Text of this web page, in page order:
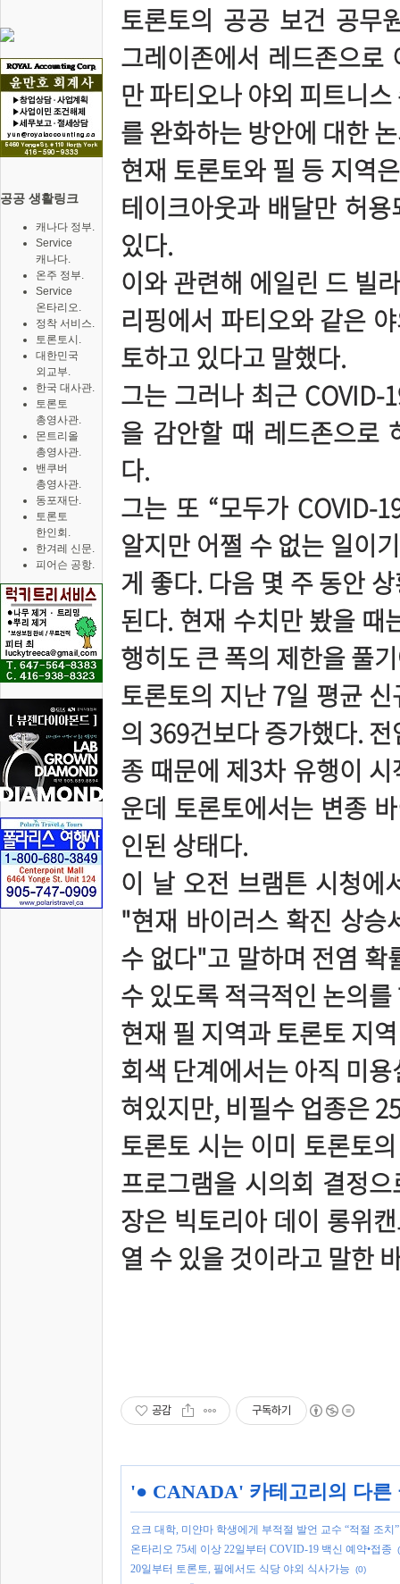
공공 생활링크
캐나다 정부.
Service
캐나다.
온주 정부.
Service
온타리오.
정착 서비스.
토론토시.
대한민국
외교부.
한국 대사관.
토론토
총영사관.
몬트리올
총영사관.
밴쿠버
총영사관.
동포재단.
토론토
한인회.
한겨레 신문.
피어슨 공항.
토론토의 공공 보건 공무
그레이존에서 레드존으로
만 파티오나 야외 피트니
를 완화하는 방안에 대한
현재 토론토와 필 등 지역
테이크아웃과 배달만 허
있다.
이와 관련해 에일린 드 빌
리핑에서 파티오와 같은
토하고 있다고 말했다.
그는 그러나 최근 COVID-
을 감안할 때 레드존으로
다.
그는 또 “모두가 COVID-
알지만 어쩔 수 없는 일이
게 좋다. 다음 몇 주 동안
된다. 현재 수치만 봤을 때
행히도 큰 폭의 제한을 풀
토론토의 지난 7일 평균
의 369건보다 증가했다.
종 때문에 제3차 유행이
운데 토론토에서는 변종
인된 상태다.
이 날 오전 브램튼 시청에
"현재 바이러스 확진 상승
수 없다"고 말하며 전염 확
수 있도록 적극적인 논의
현재 필 지역과 토론토 지
회색 단계에서는 아직 미
혀있지만, 비필수 업종은
토론토 시는 이미 토론토
프로그램을 시의회 결정
장은 빅토리아 데이 롱위
열 수 있을 것이라고 말한
공감 구독하기
'● CANADA' 카테고리의 다른
요크 대학, 미얀마 학생에게 부적절 발언 교수 “적절 조치”
온타리오 75세 이상 22일부터 COVID-19 백신 예약•접종
20일부터 토론토, 필에서도 식당 야외 식사가능 (0)